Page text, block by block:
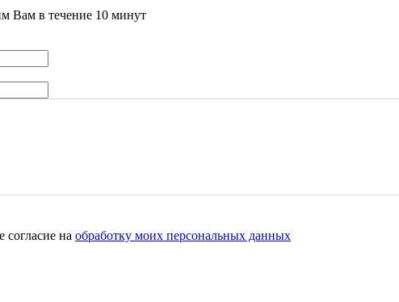
Вам в течение 10 минут
на обработку моих персональных данных